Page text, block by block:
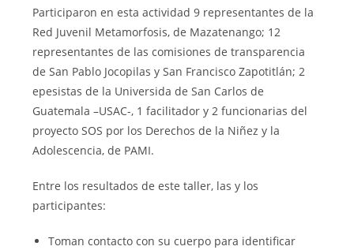
Participaron en esta actividad 9 representantes de la
Red Juvenil Metamorfosis, de Mazatenango; 12
representantes de las comisiones de transparencia
de San Pablo Jocopilas y San Francisco Zapotitlán; 2
epesistas de la Universida de San Carlos de
Guatemala –USAC-, 1 facilitador y 2 funcionarias del
proyecto SOS por los Derechos de la Niñez y la
Adolescencia, de PAMI.
Entre los resultados de este taller, las y los
participantes:
Toman contacto con su cuerpo para identificar